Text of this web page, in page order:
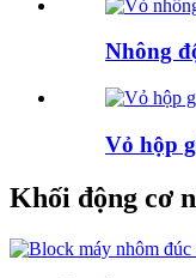
Nhông
Vỏ hộp
Khối động cơ